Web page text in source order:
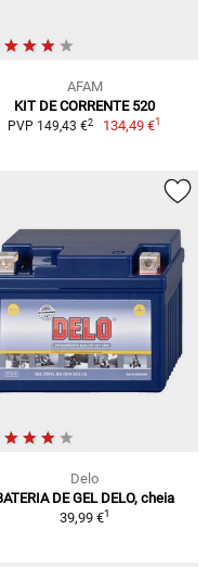
AFAM
KIT DE CORRENTE 520
PVP 149,43 €2 134,49 €1
Delo
DE GEL DELO, cheia
39,99 €1